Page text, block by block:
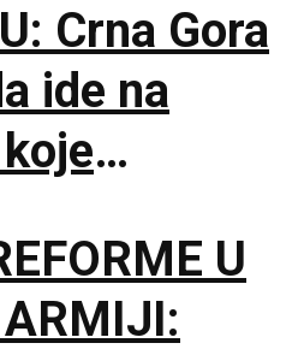
Crna Gora
ide na
Srba
U